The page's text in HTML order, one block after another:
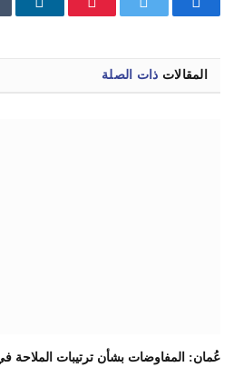
فيسبوكتويتر بينتيريست
المقالات ذات الصلة
عُمان: المفاوضات بشأن ترتيبات الملاحة